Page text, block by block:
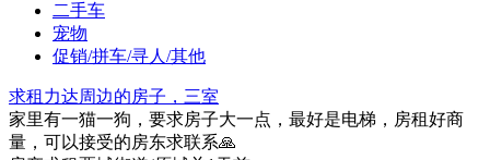
二手车
宠物
促销/拼车/寻人/其他
求租力达周边的房子，三室
家里有一猫一狗，要求房子大一点，最好是电梯，房租好商
量，可以接受的房东求联系🙏